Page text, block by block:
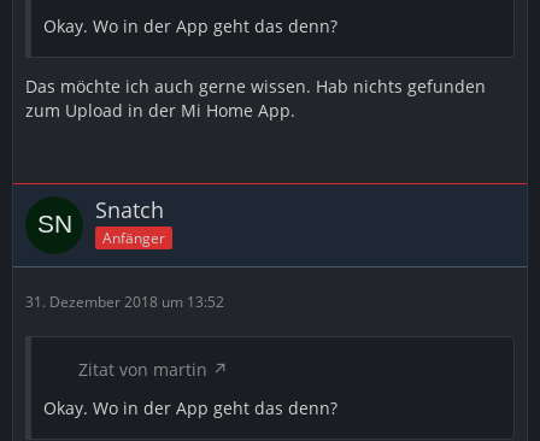
Okay. Wo in der App geht das denn?
Das möchte ich auch gerne wissen. Hab nichts gefunden
zum Upload in der Mi Home App.
Snatch
Anfänger
31. Dezember 2018 um 13:52
Zitat von martin
Okay. Wo in der App geht das denn?